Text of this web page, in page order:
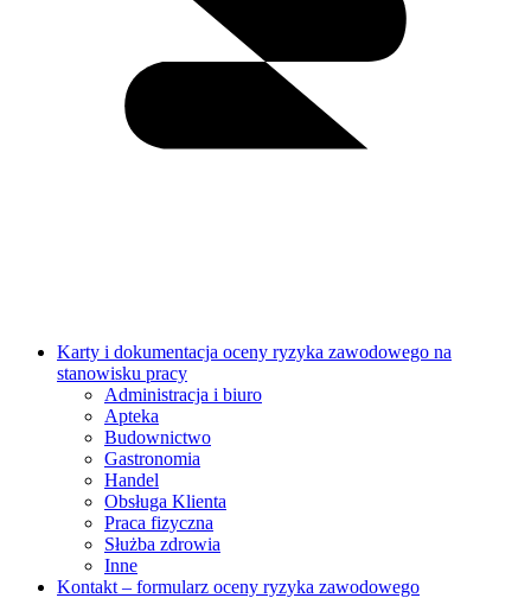
Karty i dokumentacja oceny ryzyka zawodowego na
stanowisku pracy
Administracja i biuro
Apteka
Budownictwo
Gastronomia
Handel
Obsługa Klienta
Praca fizyczna
Służba zdrowia
Inne
Kontakt – formularz oceny ryzyka zawodowego